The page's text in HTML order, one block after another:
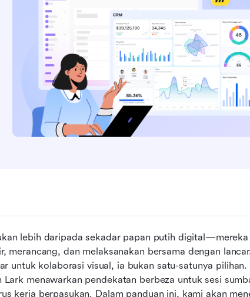
lebih daripada sekadar papan putih digital—mereka
merancang, dan melaksanakan bersama dengan
untuk kolaborasi visual, ia bukan satu-satunya
menawarkan pendekatan berbeza untuk sesi